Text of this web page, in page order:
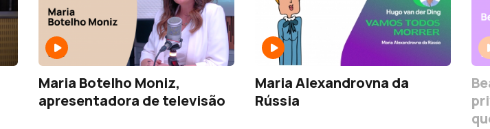
Maria Botelho Moniz,
apresentadora de televisão
Maria Alexandrovna da
Rússia